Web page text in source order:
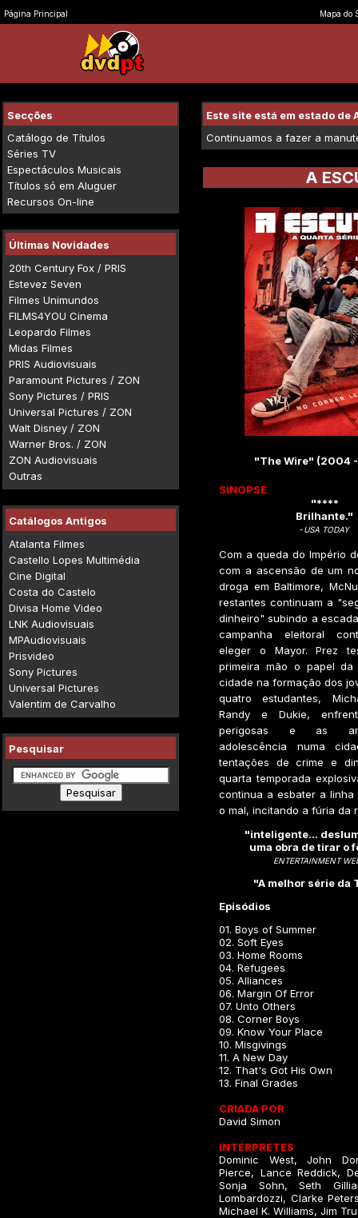
Página Principal Mapa do
Secções
Catálogo de Títulos
Séries TV
Espectáculos Musicais
Títulos só em Aluguer
Recursos On-line
Últimas Novidades
20th Century Fox / PRIS
Estevez Seven
Filmes Unimundos
FILMS4YOU Cinema
Leopardo Filmes
Midas Filmes
PRIS Audiovisuais
Paramount Pictures / ZON
Sony Pictures / PRIS
Universal Pictures / ZON
Walt Disney / ZON
Warner Bros. / ZON
ZON Audiovisuais
Outras
Catálogos Antigos
Atalanta Filmes
Castello Lopes Multimédia
Cine Digital
Costa do Castelo
Divisa Home Video
LNK Audiovisuais
MPAudiovisuais
Prisvideo
Sony Pictures
Universal Pictures
Valentim de Carvalho
Pesquisar
Este site está em estado de
Continuamos a fazer a
A
"The Wire" (2004
SINOPSE
"****
Brilhante."
-USA TODAY
Com a queda do Império
com a ascensão de um
droga em Baltimore,
restantes continuam a
dinheiro" subindo a
campanha eleitoral
eleger o Mayor. Prez
primeira mão o papel
cidade na formação dos
quatro estudantes,
Randy e Dukie,
perigosas e as
adolescência numa
tentações de crime e
quarta temporada
continua a esbater a linha
o mal, incitando a fúria da
"inteligente...
uma obra de tirar o
ENTERTAINMENT
"A melhor série da
Episódios
01. Boys of Summer
02. Soft Eyes
03. Home Rooms
04. Refugees
05. Alliances
06. Margin Of Error
07. Unto Others
08. Corner Boys
09. Know Your Place
10. Misgivings
11. A New Day
12. That's Got His Own
13. Final Grades
CRIADA POR
David Simon
INTÉRPRETES
Dominic West, John
Pierce, Lance Reddick,
Sonja Sohn, Seth
Lombardozzi, Clarke
Michael K. Williams, Jim